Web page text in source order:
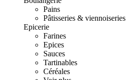
Pains
Pâtisseries & viennoiseries
Epicerie
Farines
Epices
Sauces
Tartinables
Céréales